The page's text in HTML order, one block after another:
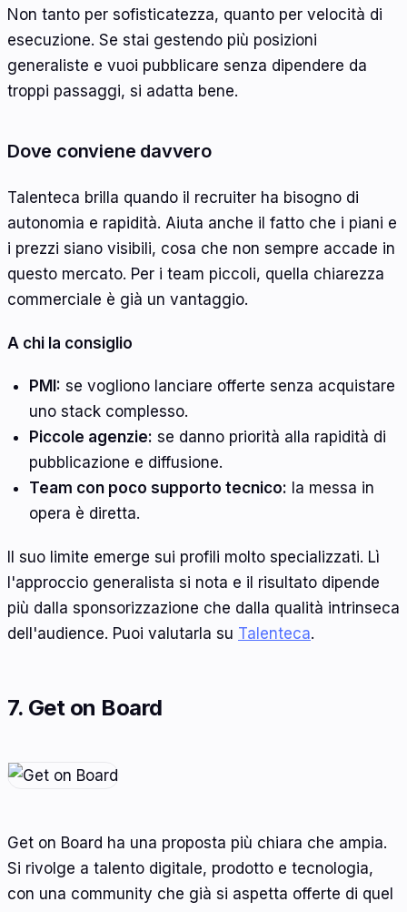
Non tanto per sofisticatezza, quanto per velocità di
esecuzione. Se stai gestendo più posizioni
generaliste e vuoi pubblicare senza dipendere da
troppi passaggi, si adatta bene.
Dove conviene davvero
Talenteca brilla quando il recruiter ha bisogno di
autonomia e rapidità. Aiuta anche il fatto che i piani e
i prezzi siano visibili, cosa che non sempre accade in
questo mercato. Per i team piccoli, quella chiarezza
commerciale è già un vantaggio.
A chi la consiglio
PMI: se vogliono lanciare offerte senza acquistare
uno stack complesso.
Piccole agenzie: se danno priorità alla rapidità di
pubblicazione e diffusione.
Team con poco supporto tecnico: la messa in
opera è diretta.
Il suo limite emerge sui profili molto specializzati. Lì
l'approccio generalista si nota e il risultato dipende
più dalla sponsorizzazione che dalla qualità intrinseca
dell'audience. Puoi valutarla su Talenteca.
7. Get on Board
Get on Board ha una proposta più chiara che ampia.
Si rivolge a talento digitale, prodotto e tecnologia,
con una community che già si aspetta offerte di quel